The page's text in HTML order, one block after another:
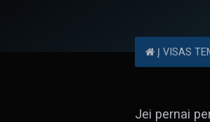
Į VISAS
Jei pernai